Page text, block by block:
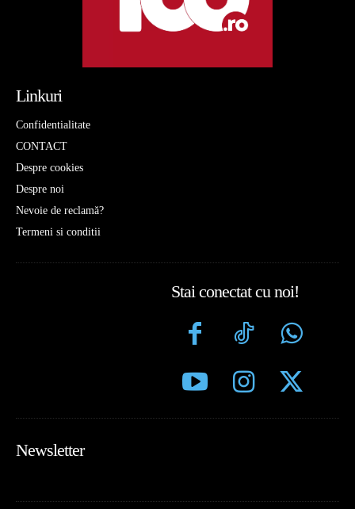
Linkuri
Confidentialitate
CONTACT
Despre cookies
Despre noi
Nevoie de reclamă?
Termeni si conditii
Stai conectat cu noi!
Newsletter